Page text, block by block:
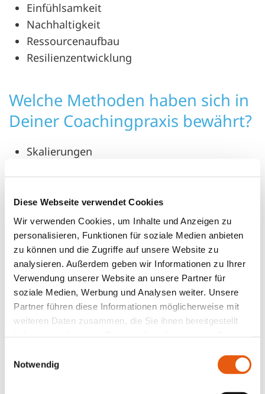
Diese Webseite verwendet Cookies
Wir verwenden Cookies, um Inhalte und Anzeigen zu
personalisieren, Funktionen für soziale Medien anbieten
zu können und die Zugriffe auf unsere Website zu
analysieren. Außerdem geben wir Informationen zu Ihrer
Verwendung unserer Website an unsere Partner für
soziale Medien, Werbung und Analysen weiter. Unsere
Partner führen diese Informationen möglicherweise mit
weiteren Daten zusammen, die Sie ihnen bereitgestellt
Notwendig
Einfühlsamkeit
Nachhaltigkeit
Ressourcenaufbau
Resilienzentwicklung
Welche Methoden haben sich in
Deiner Coachingpraxis bewährt?
Skalierungen
Systemische Aufstellungen (Visualisierung)
Zirkuläre Fragestellungen
Worauf können sich Coachees
bei Dir freuen?
Ich betrachte alle Menschen, die zu mir kommen
individuell und versuche für jedes Anliegen eine
gebe meine Klientinnen und Klienten nicht auf,
selbst wenn sie an sich selbst zweifeln ist es